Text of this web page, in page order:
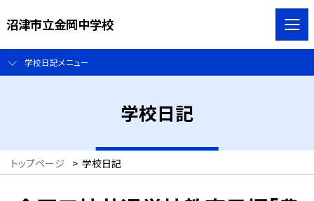
沼津市立金岡中学校
学校日記メニュー
学校日記
トップページ > 学校日記